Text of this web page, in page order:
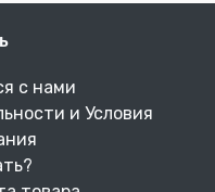
с нами
и Условия